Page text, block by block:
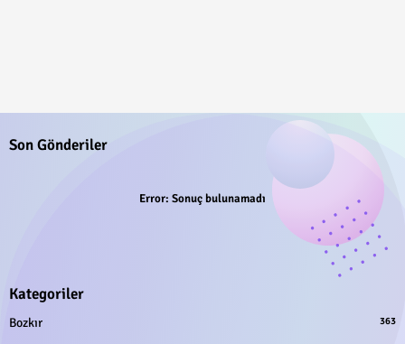
Son Gönderiler
Error: Sonuç bulunamadı
Kategoriler
Bozkır 363